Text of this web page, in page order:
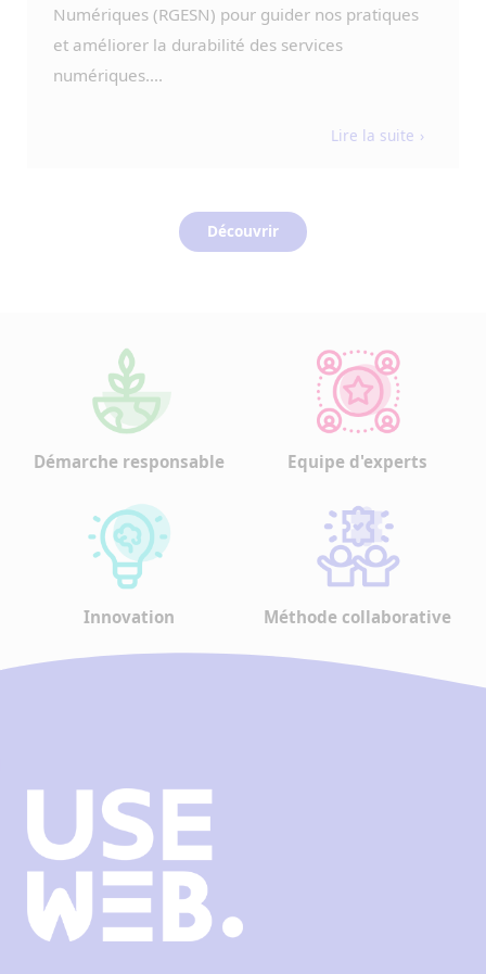
Numériques (RGESN) pour guider nos pratiques
et améliorer la durabilité des services
numériques....
Lire la suite
Découvrir
Démarche responsable Equipe d'experts
Innovation Méthode collaborative